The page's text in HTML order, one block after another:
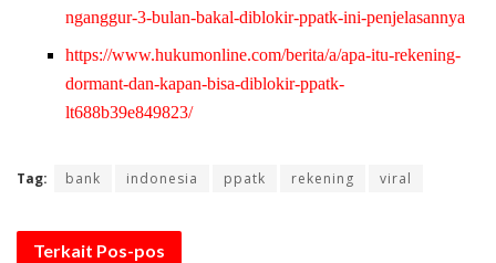
nganggur-3-bulan-bakal-diblokir-ppatk-ini-penjelasannya
https://www.hukumonline.com/berita/a/apa-itu-rekening-
dormant-dan-kapan-bisa-diblokir-ppatk-
lt688b39e849823/
Tag: bank indonesia ppatk rekening viral
Terkait Pos-pos